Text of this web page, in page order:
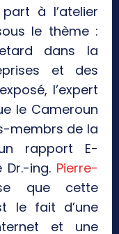
à l’atelier
le thème :
dans la
et des
l’expert
le Cameroun
membrs de la
rapport E-
Dr.-ing. Pierre-
que cette
le fait d’une
et une